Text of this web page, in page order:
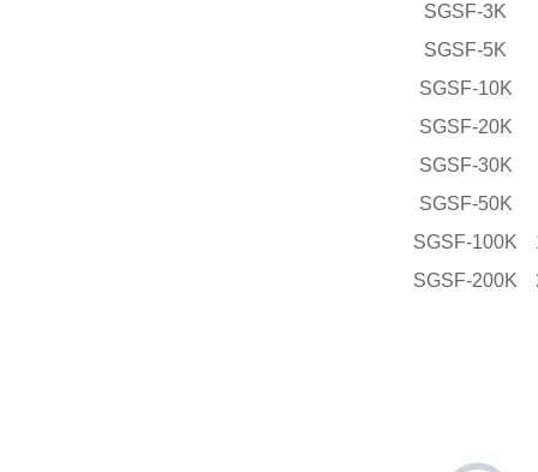
SGSF-3K
SGSF-5K
SGSF-10K
SGSF-20K
SGSF-30K
SGSF-50K
SGSF-100K
SGSF-200K